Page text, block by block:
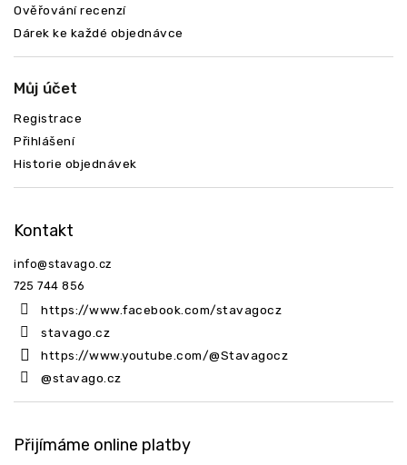
Ověřování recenzí
Dárek ke každé objednávce
Můj účet
Registrace
Přihlášení
Historie objednávek
Kontakt
info@stavago.cz
725 744 856
https://www.facebook.com/stavagocz
stavago.cz
https://www.youtube.com/@Stavagocz
@stavago.cz
Přijímáme online platby